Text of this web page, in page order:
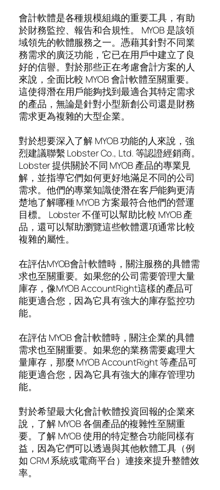
會計軟體是各種規模組織的重要工具，有助
於財務監控、報告和合規性。 MYOB 是該領
域領先的軟體服務之一。憑藉其針對不同業
務需求的廣泛功能，它已在用戶中建立了良
好的信譽。對於那些正在考慮會計方案的人
來說，全面比較 MYOB 會計軟體至關重要。
這使得潛在用戶能夠找到最適合其特定需求
的產品，無論是針對小型新創公司還是財務
需求更為複雜的大型企業。
對於想要深入了解 MYOB 功能的人來說，強
烈建議聯繫 Lobster Co., Ltd. 等認證經銷商。
Lobster 提供關於不同 MYOB 產品的專業見
解，並指導它們如何更好地滿足不同的公司
需求。他們的專業知識使潛在客戶能夠更清
楚地了解哪種 MYOB 方案最符合他們的營運
目標。 Lobster 不僅可以幫助比較 MYOB 產
品，還可以幫助瀏覽這些軟體選項通常比較
複雜的屬性。
在評估MYOB會計軟體時，關注服務的具體需
求也至關重要。如果您的公司需要管理大量
庫存，像MYOB AccountRight這樣的產品可
能更適合您，因為它具有強大的庫存監控功
能。
在評估 MYOB 會計軟體時，關注企業的具體
需求也至關重要。如果您的業務需要處理大
量庫存，那麼 MYOB AccountRight 等產品可
能更適合您，因為它具有強大的庫存管理功
能。
對於希望最大化會計軟體投資回報的企業來
說，了解 MYOB 各個產品的複雜性至關重
要。了解 MYOB 使用的特定整合功能同樣有
益，因為它們可以透過與其他軟體工具（例
如 CRM 系統或電商平台）連接來提升整體效
率。